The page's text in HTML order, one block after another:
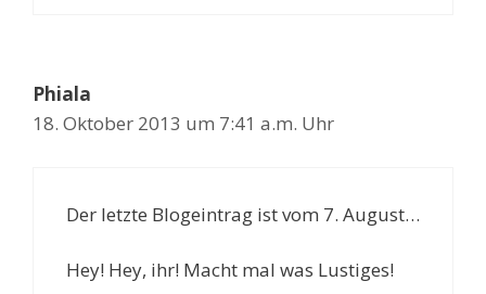
Phiala
18. Oktober 2013 um 7:41 a.m. Uhr
Der letzte Blogeintrag ist vom 7. August…
Hey! Hey, ihr! Macht mal was Lustiges!